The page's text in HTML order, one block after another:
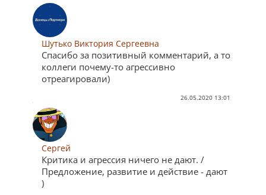
Шутько Виктория Сергеевна
Спасибо за позитивный комментарий, а то
коллеги почему-то агрессивно
отреагировали)
26.05.2020 13:01
Сергей
Критика и агрессия ничего не дают. /
Предложение, развитие и действие - дают
)